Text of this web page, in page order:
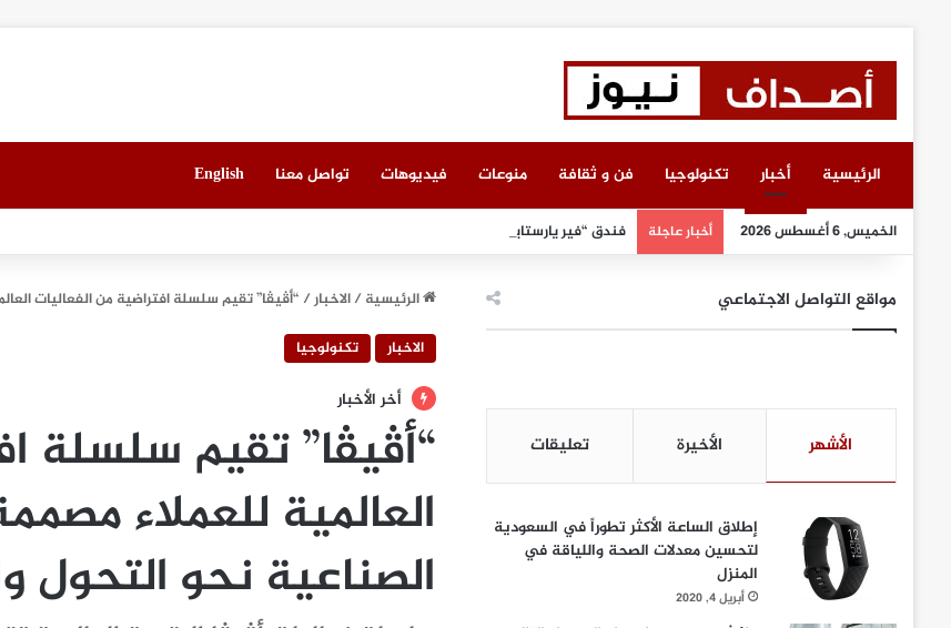
الرئيسية أخبار تكنولوجيا فن و ثقافة منوعات فيديوهات تواصل معنا English
الخميس, 6 أغسطس 2026 أخبار عاجلة فندق “فير يارستايتن كمبينسكي ميونيخ” يُطلق باقة من التجارب الغامرة والمختارة بعناية
الرئيسية/الاخبار/ “أڤيڤا” تقيم سلسلة افتراضية من الفعاليات
الاخبار
تكنولوجيا
أخر الأخبار
“أڤيڤا” تقيم سلسلة
العالمية للعملاء
الصناعية نحو التحول
مواقع التواصل الاجتماعي
الأشهر الأخيرة تعليقات
إطلاق الساعة الأكثر تطوراً في السعودية
لتحسين معدلات الصحة واللياقة في
المنزل
أبريل 4, 2020